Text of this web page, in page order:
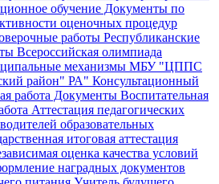
обучение Документы по
оценочных процедур
работы Республиканские
Всероссийская олимпиада
механизмы МБУ "ЦППС
район" РА" Консультационный
работа Документы Воспитательная
Аттестация педагогических
образовательных
итоговая аттестация
оценка качества условий
наградных документов